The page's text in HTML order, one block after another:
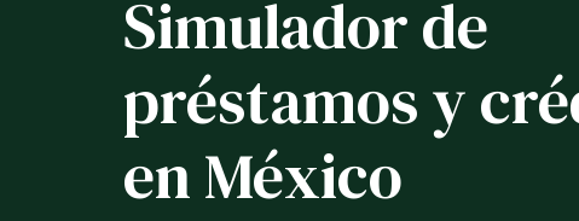
Simulador de
préstamos y
en México